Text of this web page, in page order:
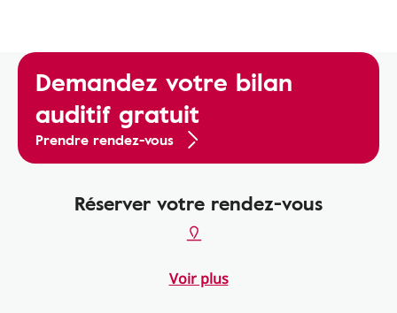
Demandez votre bilan
auditif gratuit
Prendre rendez-vous
Réserver votre rendez-vous
Voir plus